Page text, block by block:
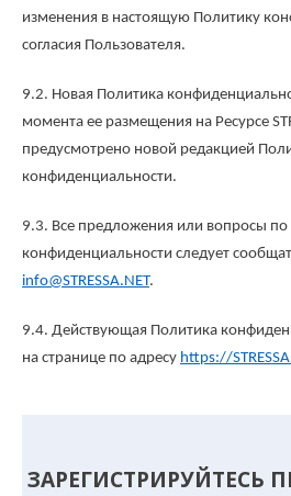
изменения в настоящую Политику
согласия Пользователя.
9.2. Новая Политика
момента ее размещения на Ресурсе
предусмотрено новой редакцией
конфиденциальности.
9.3. Все предложения или вопросы
конфиденциальности следует
info@STRESSA.NET.
9.4. Действующая Политика
на странице по адресу https://
ЗАРЕГИСТРИРУЙТЕСЬ